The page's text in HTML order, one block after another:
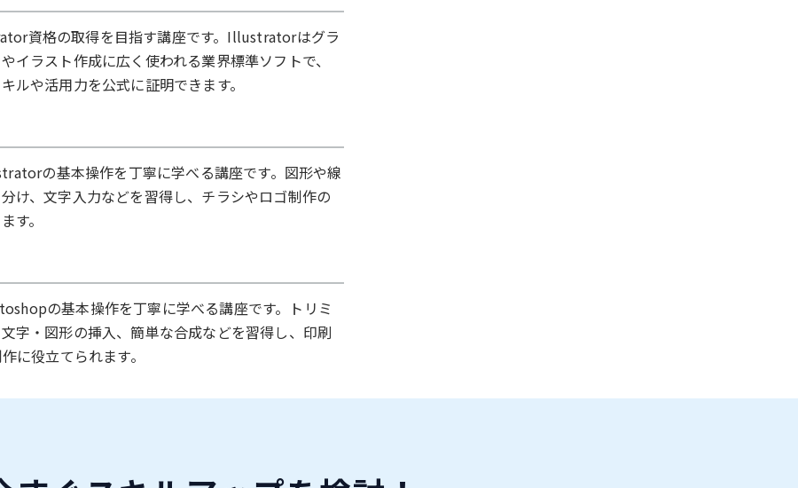
資格の取得を目指す講座です。Illustratorはグラ
イラスト作成に広く使われる業界標準ソフトで、
ルや活用力を公式に証明できます。
の基本操作を丁寧に学べる講座です。図形や線
け、文字入力などを習得し、チラシやロゴ制作の
す。
の基本操作を丁寧に学べる講座です。トリミ
字・図形の挿入、簡単な合成などを習得し、印刷
に役立てられます。